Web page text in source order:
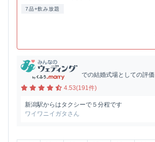
7品+飲み放題
での結婚式場としての評価
4.53(191件)
新潟駅からはタクシーで５分程です
ワイワニイガタさん